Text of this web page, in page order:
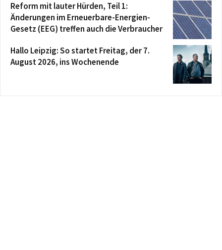
Reform mit lauter Hürden, Teil 1:
Änderungen im Erneuerbare-Energien-
Gesetz (EEG) treffen auch die Verbraucher
Hallo Leipzig: So startet Freitag, der 7.
August 2026, ins Wochenende